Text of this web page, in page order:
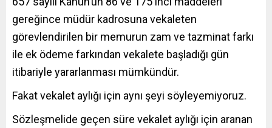
gereğince müdür kadrosuna vekaleten
görevlendirilen bir memurun zam ve tazminat farkı
ile ek ödeme farkından vekalete başladığı gün
itibariyle yararlanması mümkündür.
Fakat vekalet aylığı için aynı şeyi söyleyemiyoruz.
Sözleşmelide geçen süre vekalet aylığı için aranan